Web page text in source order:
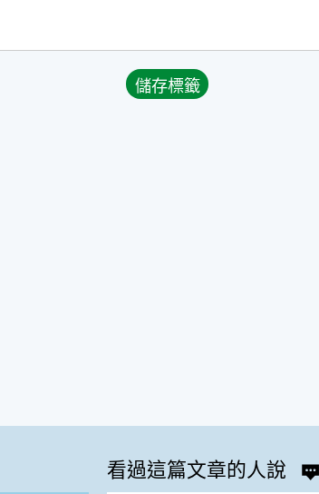
看過這篇文章的人說